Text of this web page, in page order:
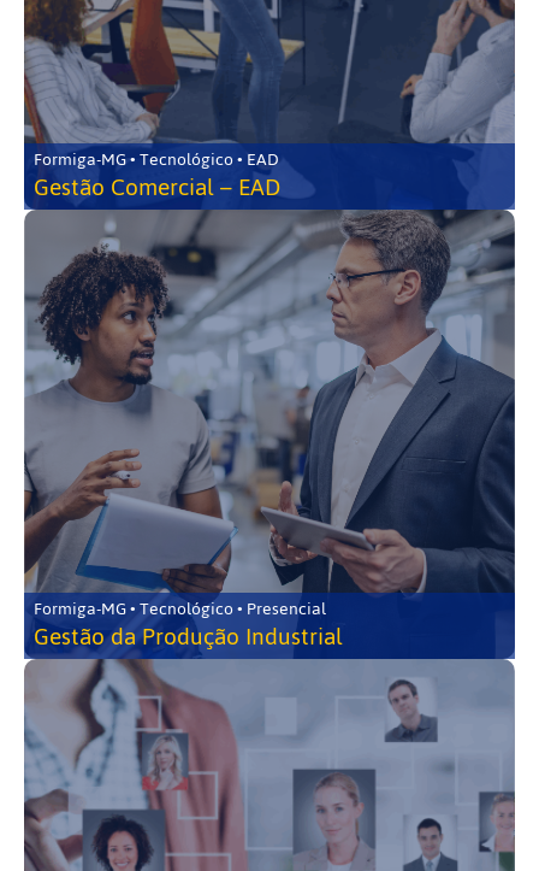
Formiga-MG • Tecnológico • EAD
Gestão Comercial – EAD
Formiga-MG • Tecnológico • Presencial
Gestão da Produção Industrial